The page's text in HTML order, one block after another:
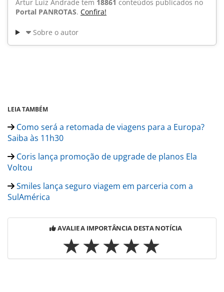
Artur Luiz Andrade tem 18861 conteúdos publicados no
Portal PANROTAS. Confira!
Sobre o autor
LEIA TAMBÉM
Como será a retomada de viagens para a Europa?
Saiba às 11h30
Coris lança promoção de upgrade de planos Ela
Voltou
Smiles lança seguro viagem em parceria com a
SulAmérica
AVALIE A IMPORTÂNCIA DESTA NOTÍCIA